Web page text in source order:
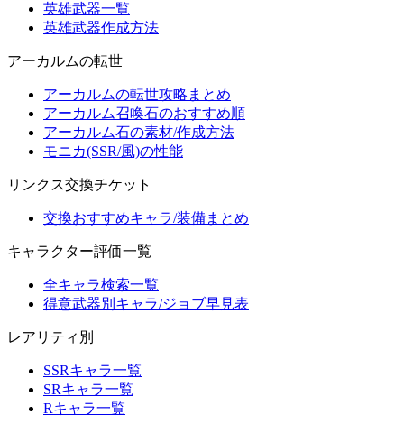
英雄武器一覧
英雄武器作成方法
アーカルムの転世
アーカルムの転世攻略まとめ
アーカルム召喚石のおすすめ順
アーカルム石の素材/作成方法
モニカ(SSR/風)の性能
リンクス交換チケット
交換おすすめキャラ/装備まとめ
キャラクター評価一覧
全キャラ検索一覧
得意武器別キャラ/ジョブ早見表
レアリティ別
SSRキャラ一覧
SRキャラ一覧
Rキャラ一覧